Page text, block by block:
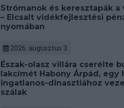
Strómanok és keresztapák a
– Elcsalt vidékfejlesztési
nyomában
2026. augusztus 3.
Észak-olasz villára cserélte
lakcímét Habony Árpád, egy
ingatlanos-dinasztiához
szálak